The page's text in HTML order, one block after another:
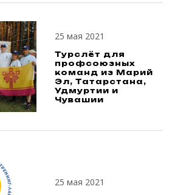
25 мая 2021
Турслёт для
профсоюзных
команд из Марий
Эл, Татарстана,
Удмуртии и
Чувашии
25 мая 2021